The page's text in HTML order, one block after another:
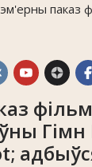
паказ
Гімн